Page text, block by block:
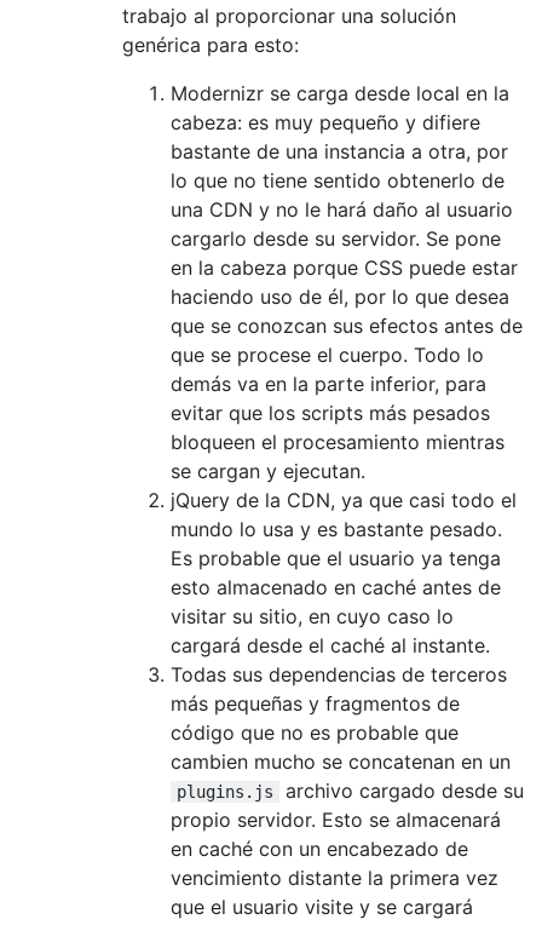
trabajo al proporcionar una solución
genérica para esto:
Modernizr se carga desde local en la
cabeza: es muy pequeño y difiere
bastante de una instancia a otra, por
lo que no tiene sentido obtenerlo de
una CDN y no le hará daño al usuario
cargarlo desde su servidor. Se pone
en la cabeza porque CSS puede estar
haciendo uso de él, por lo que desea
que se conozcan sus efectos antes de
que se procese el cuerpo. Todo lo
demás va en la parte inferior, para
evitar que los scripts más pesados ​​
bloqueen el procesamiento mientras
se cargan y ejecutan.
jQuery de la CDN, ya que casi todo el
mundo lo usa y es bastante pesado.
Es probable que el usuario ya tenga
esto almacenado en caché antes de
visitar su sitio, en cuyo caso lo
cargará desde el caché al instante.
Todas sus dependencias de terceros
más pequeñas y fragmentos de
código que no es probable que
cambien mucho se concatenan en un
plugins.js
archivo cargado desde su
propio servidor. Esto se almacenará
en caché con un encabezado de
vencimiento distante la primera vez
que el usuario visite y se cargará